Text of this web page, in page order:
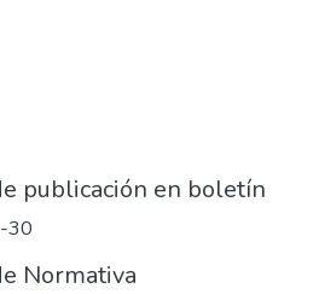
publicación en boletín
30
Normativa